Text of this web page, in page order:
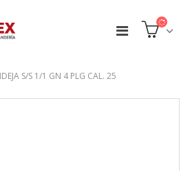
S/S 1/1 GN 4 PLG CAL. 25